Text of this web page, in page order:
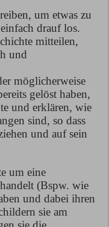
um etwas zu
drauf los.
mitteilen,
und
möglicherweise
gelöst haben,
und erklären, wie
sind, so dass
und auf sein
um eine
(Bspw. wie
und dabei ihren
sie am